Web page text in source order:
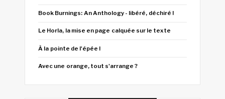
Book Burnings: An Anthology - libéré, déchiré !
Le Horla, la mise en page calquée sur le texte
À la pointe de l'épée !
Avec une orange, tout s'arrange ?